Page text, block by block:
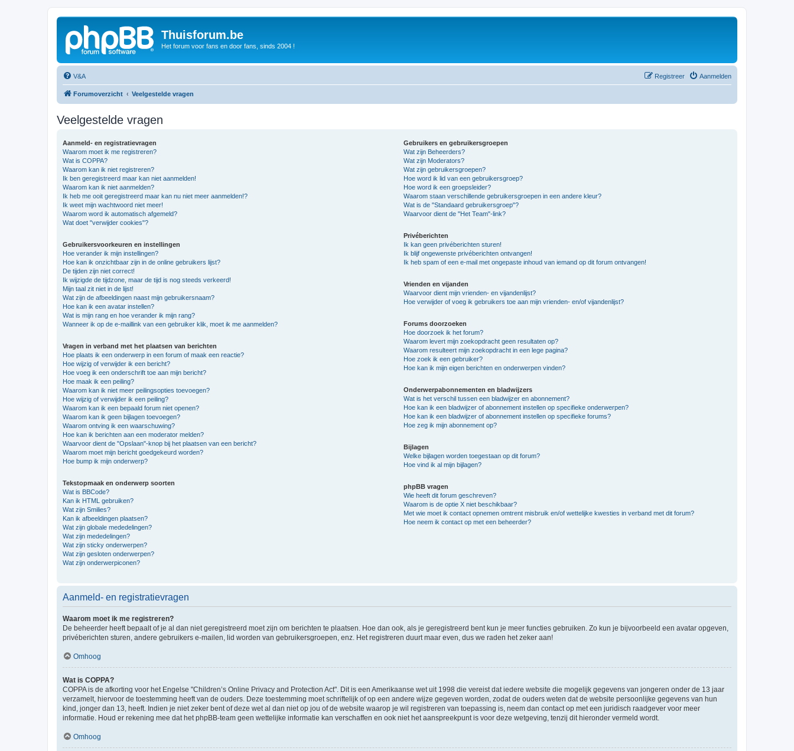
Thuisforum.be
Het forum voor fans en door fans, sinds 2004 !
V&A Aanmelden
Registreer
Forumoverzicht Veelgestelde vragen
Veelgestelde vragen
Aanmeld- en registratievragen
Waarom moet ik me registreren?
Wat is COPPA?
Waarom kan ik niet registreren?
Ik ben geregistreerd maar kan niet aanmelden!
Waarom kan ik niet aanmelden?
Ik heb me ooit geregistreerd maar kan nu niet meer aanmelden!?
Ik weet mijn wachtwoord niet meer!
Waarom word ik automatisch afgemeld?
Wat doet "verwijder cookies"?
Gebruikersvoorkeuren en instellingen
Hoe verander ik mijn instellingen?
Hoe kan ik onzichtbaar zijn in de online gebruikers lijst?
De tijden zijn niet correct!
Ik wijzigde de tijdzone, maar de tijd is nog steeds verkeerd!
Mijn taal zit niet in de lijst!
Wat zijn de afbeeldingen naast mijn gebruikersnaam?
Hoe kan ik een avatar instellen?
Wat is mijn rang en hoe verander ik mijn rang?
Wanneer ik op de e-maillink van een gebruiker klik, moet ik me aanmelden?
Vragen in verband met het plaatsen van berichten
Hoe plaats ik een onderwerp in een forum of maak een reactie?
Hoe wijzig of verwijder ik een bericht?
Hoe voeg ik een onderschrift toe aan mijn bericht?
Hoe maak ik een peiling?
Waarom kan ik niet meer peilingsopties toevoegen?
Hoe wijzig of verwijder ik een peiling?
Waarom kan ik een bepaald forum niet openen?
Waarom kan ik geen bijlagen toevoegen?
Waarom ontving ik een waarschuwing?
Hoe kan ik berichten aan een moderator melden?
Waarvoor dient de "Opslaan"-knop bij het plaatsen van een bericht?
Waarom moet mijn bericht goedgekeurd worden?
Hoe bump ik mijn onderwerp?
Tekstopmaak en onderwerp soorten
Wat is BBCode?
Kan ik HTML gebruiken?
Wat zijn Smilies?
Kan ik afbeeldingen plaatsen?
Wat zijn globale mededelingen?
Wat zijn mededelingen?
Wat zijn sticky onderwerpen?
Wat zijn gesloten onderwerpen?
Wat zijn onderwerpiconen?
Gebruikers en gebruikersgroepen
Wat zijn Beheerders?
Wat zijn Moderators?
Wat zijn gebruikersgroepen?
Hoe word ik lid van een gebruikersgroep?
Hoe word ik een groepsleider?
Waarom staan verschillende gebruikersgroepen in een andere kleur?
Wat is de "Standaard gebruikersgroep"?
Waarvoor dient de "Het Team"-link?
Privéberichten
Ik kan geen privéberichten sturen!
Ik blijf ongewenste privéberichten ontvangen!
Ik heb spam of een e-mail met ongepaste inhoud van iemand op dit forum ontvangen!
Vrienden en vijanden
Waarvoor dient mijn vrienden- en vijandenlijst?
Hoe verwijder of voeg ik gebruikers toe aan mijn vrienden- en/of vijandenlijst?
Forums doorzoeken
Hoe doorzoek ik het forum?
Waarom levert mijn zoekopdracht geen resultaten op?
Waarom resulteert mijn zoekopdracht in een lege pagina?
Hoe zoek ik een gebruiker?
Hoe kan ik mijn eigen berichten en onderwerpen vinden?
Onderwerpabonnementen en bladwijzers
Wat is het verschil tussen een bladwijzer en abonnement?
Hoe kan ik een bladwijzer of abonnement instellen op specifieke onderwerpen?
Hoe kan ik een bladwijzer of abonnement instellen op specifieke forums?
Hoe zeg ik mijn abonnement op?
Bijlagen
Welke bijlagen worden toegestaan op dit forum?
Hoe vind ik al mijn bijlagen?
phpBB vragen
Wie heeft dit forum geschreven?
Waarom is de optie X niet beschikbaar?
Met wie moet ik contact opnemen omtrent misbruik en/of wettelijke kwesties in verband met dit forum?
Hoe neem ik contact op met een beheerder?
Aanmeld- en registratievragen
Waarom moet ik me registreren?
De beheerder heeft bepaalt of je al dan niet geregistreerd moet zijn om berichten te plaatsen. Hoe dan ook, als je geregistreerd bent kun je meer functies gebruiken. Zo kun je bijvoorbeeld een avatar opgeven,
privéberichten sturen, andere gebruikers e-mailen, lid worden van gebruikersgroepen, enz. Het registreren duurt maar even, dus we raden het zeker aan!
Omhoog
Wat is COPPA?
COPPA is de afkorting voor het Engelse "Children’s Online Privacy and Protection Act". Dit is een Amerikaanse wet uit 1998 die vereist dat iedere website die mogelijk gegevens van jongeren onder de 13 jaar
verzamelt, hiervoor de toestemming heeft van de ouders. Deze toestemming moet schriftelijk of op een andere wijze gegeven worden, zodat de ouders weten dat de website persoonlijke gegevens van hun
kind, jonger dan 13, heeft. Indien je niet zeker bent of deze wet al dan niet op jou of de website waarop je wil registreren van toepassing is, neem dan contact op met een juridisch raadgever voor meer
informatie. Houd er rekening mee dat het phpBB-team geen wettelijke informatie kan verschaffen en ook niet het aanspreekpunt is voor deze wetgeving, tenzij dit hieronder vermeld wordt.
Omhoog